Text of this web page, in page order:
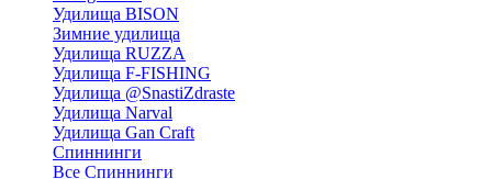
Удилища BISON
Зимние удилища
Удилища RUZZA
Удилища F-FISHING
Удилища @SnastiZdraste
Удилища Narval
Удилища Gan Craft
Спиннинги
Все Спиннинги